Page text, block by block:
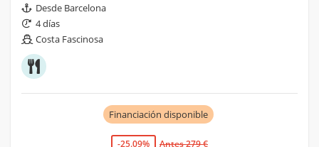
Desde Barcelona
4 días
Costa Fascinosa
Financiación disponible
-25.09%
Antes 279 €